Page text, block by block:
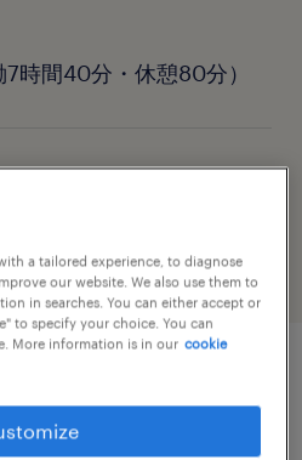
時間40分・休憩80分）
a tailored experience, to diagnose
our website. We also use them to
in searches. You can either accept or
to specify your choice. You can
More information is in our cookie